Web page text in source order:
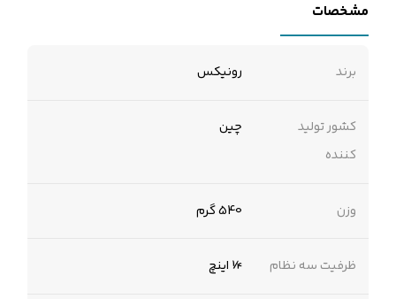
مشخصات
برند رونیکس
کشور تولید
کننده
چین
وزن 540 گرم
ظرفیت سه نظام ¼ اینچ